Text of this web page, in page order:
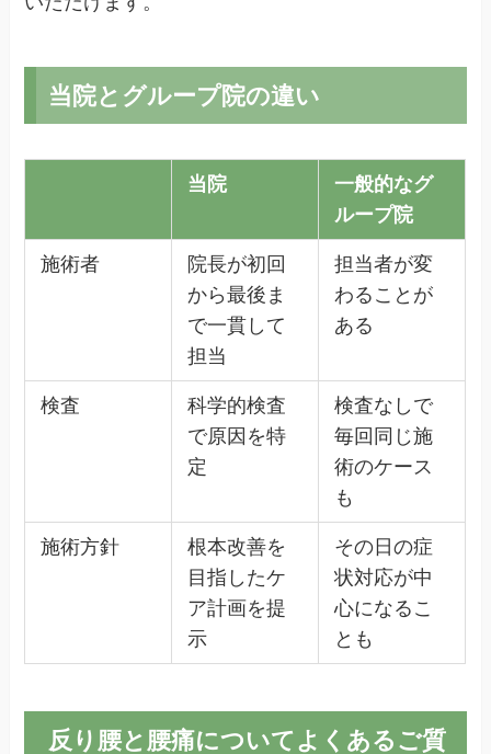
当院とグループ院の違い
当院
一般的なグ
ループ院
施術者
院長が初回
から最後ま
で一貫して
担当
担当者が変
わることが
ある
検査
科学的検査
で原因を特
定
検査なしで
毎回同じ施
術のケース
も
施術方針
根本改善を
目指したケ
ア計画を提
示
その日の症
状対応が中
心になるこ
とも
反り腰と腰痛についてよくあるご質